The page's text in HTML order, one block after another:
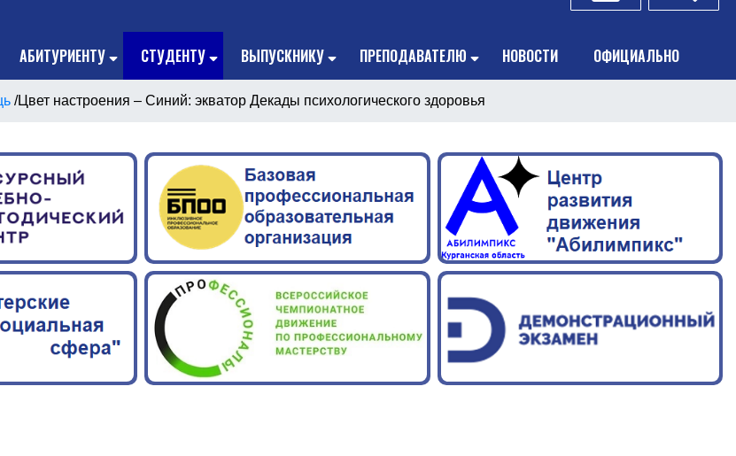
АБИТУРИЕНТУ СТУДЕНТУ ВЫПУСКНИКУ ПРЕПОДАВАТЕЛЮ НОВОСТИ ОФИЦИАЛЬНО
/Цвет настроения – Синий: экватор Декады психологического здоровья